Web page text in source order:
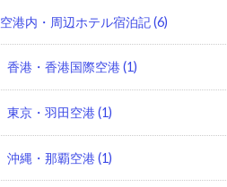
空港内・周辺ホテル宿泊記(6)
香港・香港国際空港(1)
東京・羽田空港(1)
沖縄・那覇空港(1)